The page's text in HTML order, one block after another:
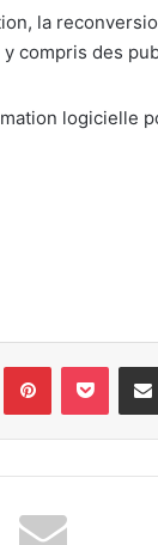
la
y compris des
logicielle
PinterestPocket